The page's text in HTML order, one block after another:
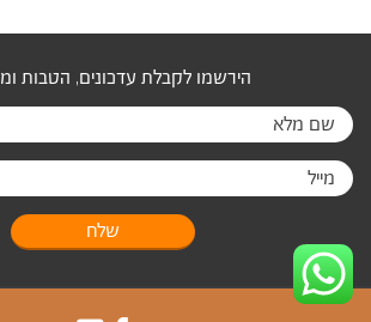
הירשמו לקבלת עדכונים, הטבות
שלח